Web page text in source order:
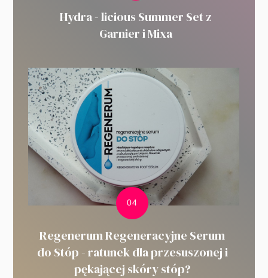
Hydra - licious Summer Set z
Garnier i Mixa
Regenerum Regeneracyjne Serum
do Stóp - ratunek dla przesuszonej i
pękającej skóry stóp?